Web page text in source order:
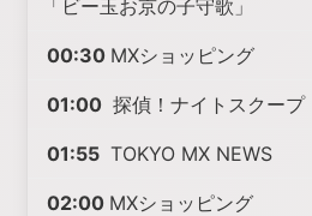
「ビー玉お京の子守歌」
00:30 MXショッピング
01:00 探偵！ナイトスクープ
01:55 TOKYO MX NEWS
02:00 MXショッピング